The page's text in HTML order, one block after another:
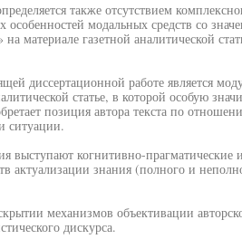
также отсутствием
особенностей модальных средств со
материале газетной аналитической
диссертационной работе является
статье, в которой особую
позиция автора текста по
ситуации.
выступают когнитивно-прагматические
актуализации знания (полного и
механизмов объективации
дискурса.